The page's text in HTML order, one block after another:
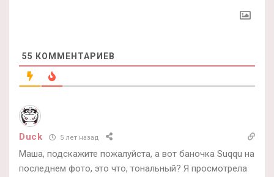
55 КОММЕНТАРИЕВ
Duck 5 лет назад
Маша, подскажите пожалуйста, а вот баночка Suqqu на
последнем фото, это что, тональный? Я просмотрела